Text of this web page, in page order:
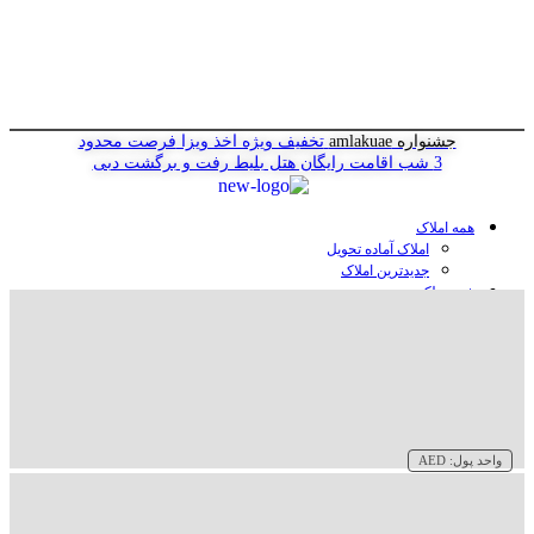
جشنواره amlakuae تخفیف ویژه اخذ ویزا فرصت محدود
3 شب اقامت رایگان هتل
بلیط رفت و برگشت دبی
همه املاک
املاک آماده تحویل
جدیدترین املاک
خرید ملک در دبی
واحد پول: AED